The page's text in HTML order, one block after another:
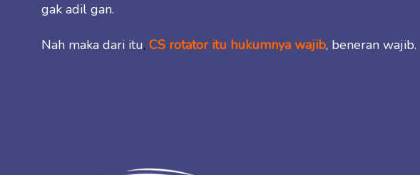
gak adil gan.
Nah maka dari itu, CS rotator itu hukumnya wajib, beneran wajib.